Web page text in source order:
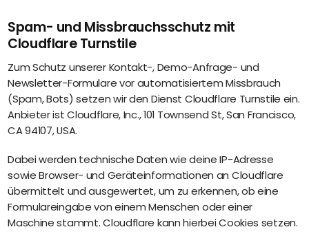
Spam- und Missbrauchsschutz mit
Cloudflare Turnstile
Zum Schutz unserer Kontakt-, Demo-Anfrage- und
Newsletter-Formulare vor automatisiertem Missbrauch
(Spam, Bots) setzen wir den Dienst Cloudflare Turnstile ein.
Anbieter ist Cloudflare, Inc., 101 Townsend St, San Francisco,
CA 94107, USA.
Dabei werden technische Daten wie deine IP-Adresse
sowie Browser- und Geräteinformationen an Cloudflare
übermittelt und ausgewertet, um zu erkennen, ob eine
Formulareingabe von einem Menschen oder einer
Maschine stammt. Cloudflare kann hierbei Cookies setzen.